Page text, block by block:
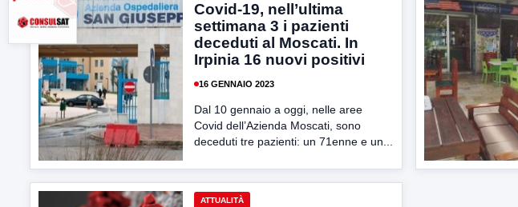
Covid-19, nell’ultima
settimana 3 i pazienti
deceduti al Moscati. In
Irpinia 16 nuovi positivi
16 GENNAIO 2023
Dal 10 gennaio a oggi, nelle aree
Covid dell’Azienda Moscati, sono
deceduti tre pazienti: un 71enne e un...
ATTUALITÀ